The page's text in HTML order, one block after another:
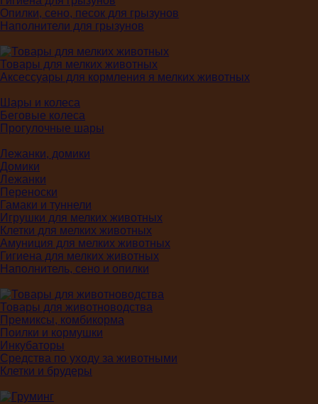
Опилки, сено, песок для грызунов
Наполнители для грызунов
Товары для мелких животных
Аксессуары для кормления я мелких животных
Шары и колеса
Беговые колеса
Прогулочные шары
Лежанки, домики
Домики
Лежанки
Переноски
Гамаки и туннели
Игрушки для мелких животных
Клетки для мелких животных
Амуниция для мелких животных
Гигиена для мелких животных
Наполнитель, сено и опилки
Товары для животноводства
Премиксы, комбикорма
Поилки и кормушки
Инкубаторы
Средства по уходу за животными
Клетки и брудеры